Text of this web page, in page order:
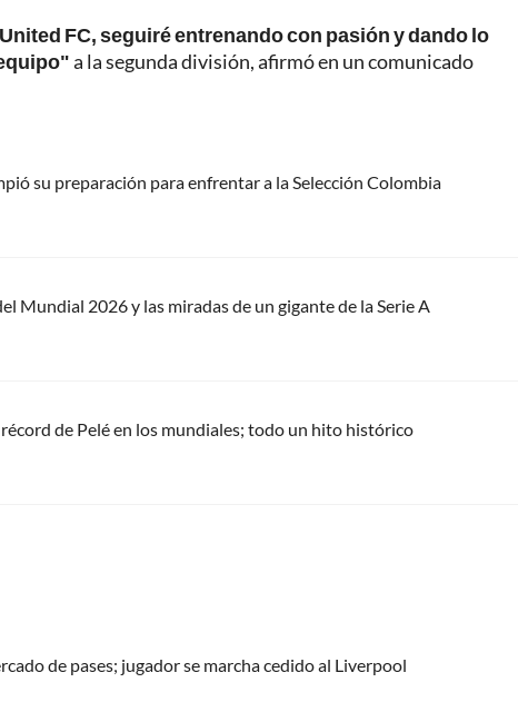
FC, seguiré entrenando con pasión y dando lo
a la segunda división, afirmó en un comunicado
su preparación para enfrentar a la Selección Colombia
Mundial 2026 y las miradas de un gigante de la Serie A
de Pelé en los mundiales; todo un hito histórico
de pases; jugador se marcha cedido al Liverpool